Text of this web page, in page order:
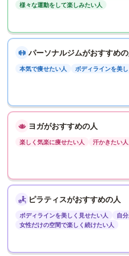
様々な運動をして楽しみたい人
パーソナルジムがおすすめの
本気で痩せたい人 ボディラインを美
ヨガがおすすめの人
楽しく気楽に痩せたい人 汗かきたい人
ピラティスがおすすめの人
ボディラインを美しく見せたい人
自
女性だけの空間で楽しく続けたい人